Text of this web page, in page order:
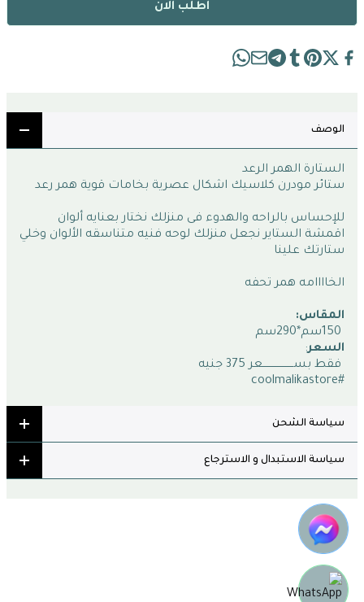
اطلب الان
الوصف
الستارة الهمر الرعد
ستائر مودرن كلاسيك اشكال عصرية بخامات قوية همر رعد
ستارتك علينا
الخاااامه همر تحفه
المقاس:
السعر:
فقط بســـــــــــــــــــعر 375 جنيه
#coolmalikastore
سياسة الشحن
سياسة الاستبدال و الاسترجاع